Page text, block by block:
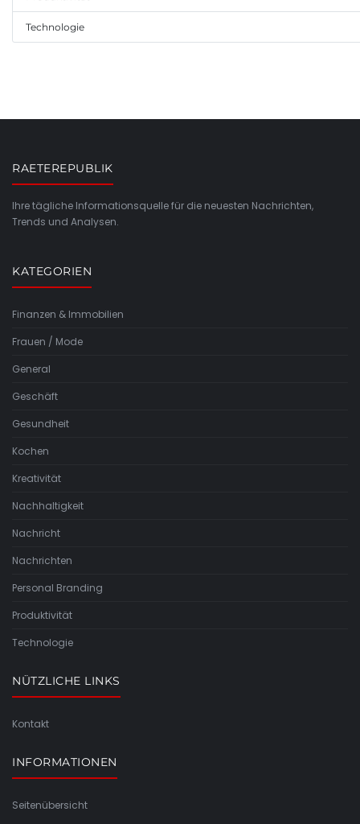
Technologie
RAETEREPUBLIK
Ihre tägliche Informationsquelle für die neuesten Nachrichten,
Trends und Analysen.
KATEGORIEN
Finanzen & Immobilien
Frauen / Mode
General
Geschäft
Gesundheit
Kochen
Kreativität
Nachhaltigkeit
Nachricht
Nachrichten
Personal Branding
Produktivität
Technologie
NÜTZLICHE LINKS
Kontakt
INFORMATIONEN
Seitenübersicht